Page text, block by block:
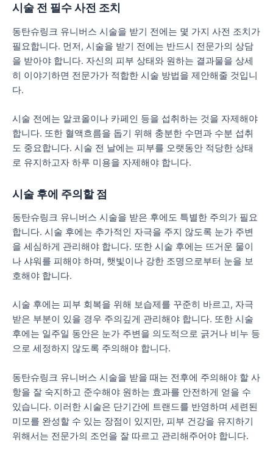
시술 전 필수 사전 조치
동탄슈링크 유니버스 시술을 받기 전에는 몇 가지 사전 조치가
필요합니다. 먼저, 시술을 받기 전에는 반드시 전문가의 상담
을 받아야 합니다. 자신의 피부 상태와 원하는 결과물을 상세
히 이야기하면 전문가가 적합한 시술 방법을 제안해줄 것입니
다.
시술 전에는 알코올이나 카페인 등을 섭취하는 것을 자제해야
합니다. 또한 혈액흐름을 돕기 위해 충분한 수면과 수분 섭취
도 중요합니다. 시술 전 날에는 피부를 오랫동안 적당한 상태
로 유지하고자 하루 미용을 자제해야 합니다.
시술 후에 주의할 점
동탄슈링크 유니버스 시술을 받은 후에도 특별한 주의가 필요
합니다. 시술 후에는 추가적인 자극을 주지 않도록 눈가 주변
을 세심하게 관리해야 합니다. 또한 시술 후에는 뜨거운 물이
나 샤워를 피해야 하며, 햇빛이나 강한 조명으로부터 눈을 보
호해야 합니다.
시술 후에는 피부 회복을 위해 보습제를 꾸준히 바르고, 자극
받은 부분이 있을 경우 주의깊게 관리해야 합니다. 또한 시술
후에는 일주일 동안은 눈가 주변을 의도적으로 긁거나 비누 등
으로 세정하지 않도록 주의해야 합니다.
동탄슈링크 유니버스 시술을 받을 때는 전후에 주의해야 할 사
항을 잘 숙지하고 준수해야 원하는 효과를 안전하게 얻을 수
있습니다. 이러한 시술은 단기간에 트랜드를 반영하며 세련된
미모를 완성할 수 있는 장점이 있지만, 피부 건강을 유지하기
위해서는 전문가의 조언을 잘 따르고 관리해주어야 합니다.